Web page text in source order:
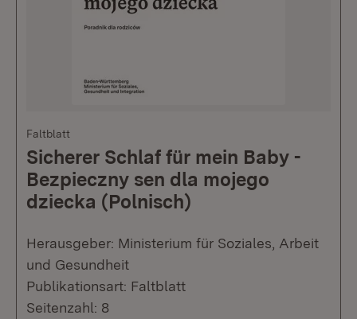
Faltblatt
Sicherer Schlaf für mein Baby -
Bezpieczny sen dla mojego
dziecka (Polnisch)
Herausgeber: Ministerium für Soziales, Arbeit
und Gesundheit
Publikationsart: Faltblatt
Seitenzahl: 8